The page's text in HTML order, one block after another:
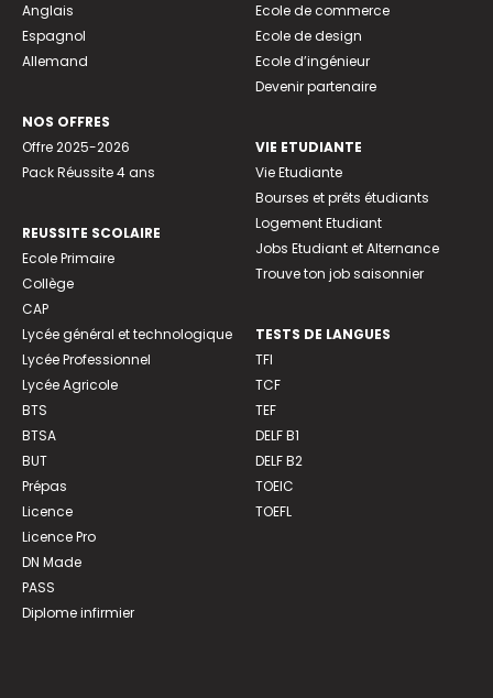
Anglais
Espagnol
Allemand
NOS OFFRES
Offre 2025-2026
Pack Réussite 4 ans
REUSSITE SCOLAIRE
Ecole Primaire
Collège
CAP
Lycée général et technologique
Lycée Professionnel
Lycée Agricole
BTS
BTSA
BUT
Prépas
Licence
Licence Pro
DN Made
PASS
Diplome infirmier
Ecole de commerce
Ecole de design
Ecole d’ingénieur
Devenir partenaire
VIE ETUDIANTE
Vie Etudiante
Bourses et prêts étudiants
Logement Etudiant
Jobs Etudiant et Alternance
Trouve ton job saisonnier
TESTS DE LANGUES
TFI
TCF
TEF
DELF B1
DELF B2
TOEIC
TOEFL